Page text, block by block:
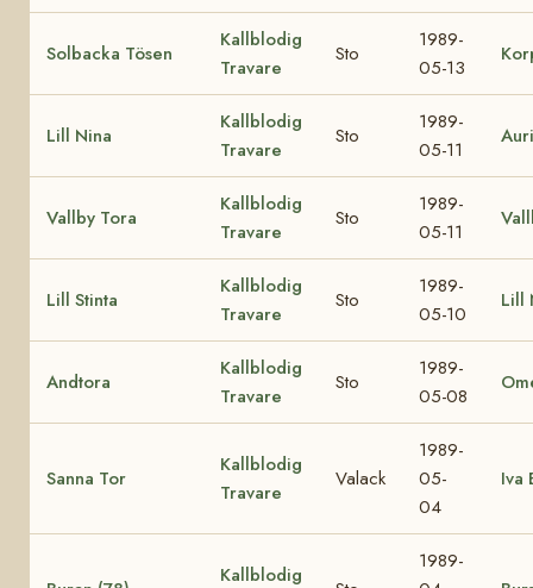
Solbacka Tösen
Kallblodig
Travare
Sto
1989-
05-13
Lill Nina
Kallblodig
Travare
Sto
1989-
05-11
Vallby Tora
Kallblodig
Travare
Sto
1989-
05-11
Lill Stinta
Kallblodig
Travare
Sto
1989-
05-10
Lill
Andtora
Kallblodig
Travare
Sto
1989-
05-08
Sanna Tor
Kallblodig
Travare
Valack
1989-
05-
04
Iva
Kallblodig
1989-